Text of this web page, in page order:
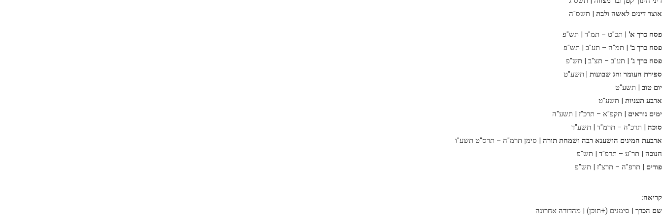
אוצר דינים לאשה ולבת | תשס"ה
פסח כרך א' | תכ"ט – תמ"ד | תש"פ
פסח כרך ב' | תמ"ה – תע"ב | תש"פ
פסח כרך ג' | תע"ב – תצ"ב | תש"פ
ספירת העומר וחג שבועות | תשע"ט
יום טוב | תשע"ט
ארבע תעניות | תשע"ט
ימים נוראים | תקפ"א – תרכ"ז | תשע"ה
סוכה | תרכ"ה – תרמ"ד | תשע"ד
ארבעת המינים הושענא רבה ושמחת תורה | סימן תרמ"ה – תרס"ט תשע"ו
חנוכה | תר"ע – תרפ"ד | תש"פ
פורים | תרפ"ה – תרצ"ז | תש"פ
קריאה:
שם הכרך | סימנים (+תוכן) | מהדורה אחרונה